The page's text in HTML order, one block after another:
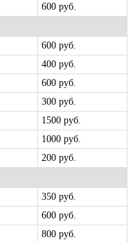
600 руб.
600 руб.
400 руб.
600 руб.
300 руб.
1500 руб.
1000 руб.
200 руб.
350 руб.
600 руб.
800 руб.